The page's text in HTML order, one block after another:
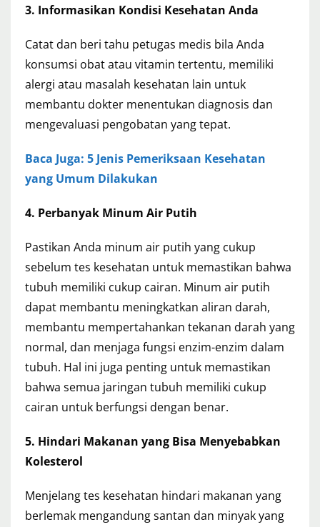
3. Informasikan Kondisi Kesehatan Anda
Catat dan beri tahu petugas medis bila Anda
konsumsi obat atau vitamin tertentu, memiliki
alergi atau masalah kesehatan lain untuk
membantu dokter menentukan diagnosis dan
mengevaluasi pengobatan yang tepat.
Baca Juga: 5 Jenis Pemeriksaan Kesehatan
yang Umum Dilakukan
4. Perbanyak Minum Air Putih
Pastikan Anda minum air putih yang cukup
sebelum tes kesehatan untuk memastikan bahwa
tubuh memiliki cukup cairan. Minum air putih
dapat membantu meningkatkan aliran darah,
membantu mempertahankan tekanan darah yang
normal, dan menjaga fungsi enzim-enzim dalam
tubuh. Hal ini juga penting untuk memastikan
bahwa semua jaringan tubuh memiliki cukup
cairan untuk berfungsi dengan benar.
5. Hindari Makanan yang Bisa Menyebabkan
Kolesterol
Menjelang tes kesehatan hindari makanan yang
berlemak mengandung santan dan minyak yang